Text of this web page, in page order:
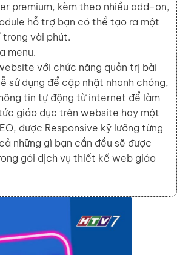
premium, kèm theo nhiều add-on,
hỗ trợ bạn có thể tạo ra một
vài phút.
menu.
với chức năng quản trị bài
sử dụng để cập nhật nhanh chóng,
tin tự động từ internet để làm
giáo dục trên website hay một
được Responsive kỹ lưỡng từng
những gì bạn cần đều sẽ được
gói dịch vụ thiết kế web giáo